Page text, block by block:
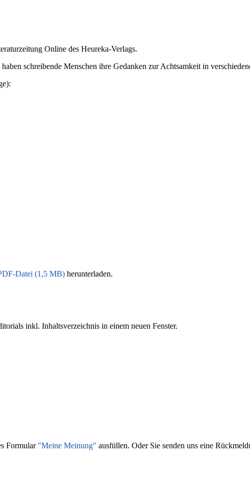
Online des Heureka-Verlags.
schreibende Menschen ihre Gedanken zur Achtsamkeit in
Datei (1,5 MB) herunterladen.
inkl. Inhaltsverzeichnis in einem neuen Fenster.
Formular "Meine Meinung" ausfüllen. Oder Sie senden uns eine